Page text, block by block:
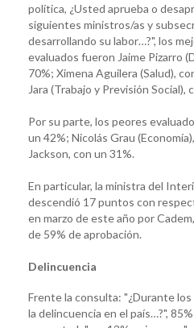
política, ¿Usted aprueba o
siguientes ministros/as y
desarrollando su labor…?", los
evaluados fueron Jaime Pizarro
70%; Ximena Aguilera (Salud),
Jara (Trabajo y Previsión Social),
Por su parte, los peores
un 42%; Nicolás Grau
Jackson, con un 31%.
En particular, la ministra del
descendió 17 puntos con
en marzo de este año por
de 59% de aprobación.
Delincuencia
Frente la consulta: "¿Durante
la delincuencia en el país…?",